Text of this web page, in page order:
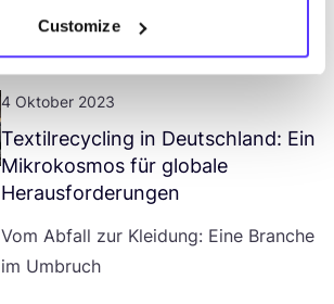
Customize
4 Oktober 2023
Tex­til­re­cy­cling in Deutsch­land: Ein
Mikro­kos­mos für glo­ba­le
Herausforderungen
Vom Abfall zur Klei­dung: Eine Bran­che
im Umbruch